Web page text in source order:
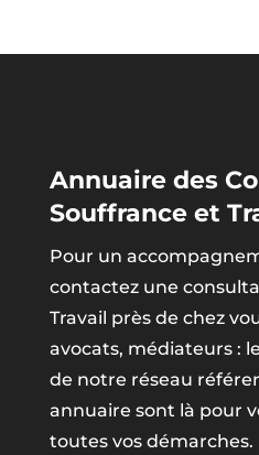
Annuaire des
Souffrance et
Pour un
contactez une
Travail près de chez
avocats, médiateurs :
de notre réseau
annuaire sont là pour
toutes vos démarches.